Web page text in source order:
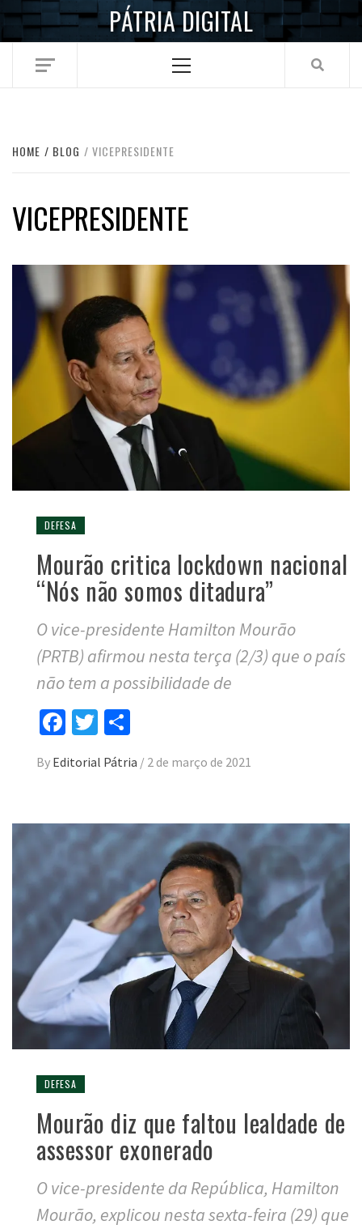
Skip
PÁTRIA DIGITAL
Menu
HOME BLOG VICEPRESIDENTE
VICEPRESIDENTE
DEFESA
Mourão critica lockdown nacional
“Nós não somos ditadura”
O vice-presidente Hamilton Mourão
(PRTB) afirmou nesta terça (2/3) que o país
não tem a possibilidade de
Facebook
Twitter
By Editorial Pátria / 2 de março de 2021
DEFESA
Mourão diz que faltou lealdade de
assessor exonerado
O vice-presidente da República, Hamilton
Mourão, explicou nesta sexta-feira (29) que